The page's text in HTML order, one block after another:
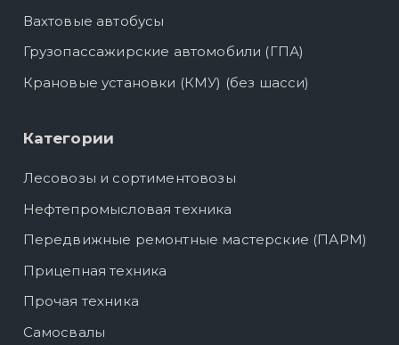
Вахтовые автобусы
Грузопассажирские автомобили (ГПА)
Крановые установки (КМУ) (без шасси)
Категории
Лесовозы и сортиментовозы
Нефтепромысловая техника
Передвижные ремонтные мастерские (ПАРМ)
Прицепная техника
Прочая техника
Самосвалы